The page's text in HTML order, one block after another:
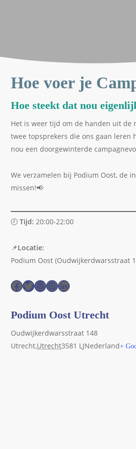
Hoe voer je
Hoe steekt dat nou
Het is weer tijd om de handen uit de
twee topsprekers die ons gaan leren
nou een doorgewinterde
We verzamelen bij Podium Oost, de
missen!📢
🕗Tijd: 20:00-22:00
📌Locatie:
Podium Oost (Oudwijkerdwarsstraat
Facebook Twitter E-mail InstagramLinkedIn
Podium Oost Utrecht
Oudwijkerdwarsstraat 148
Utrecht,Utrecht3581 LJNederland+